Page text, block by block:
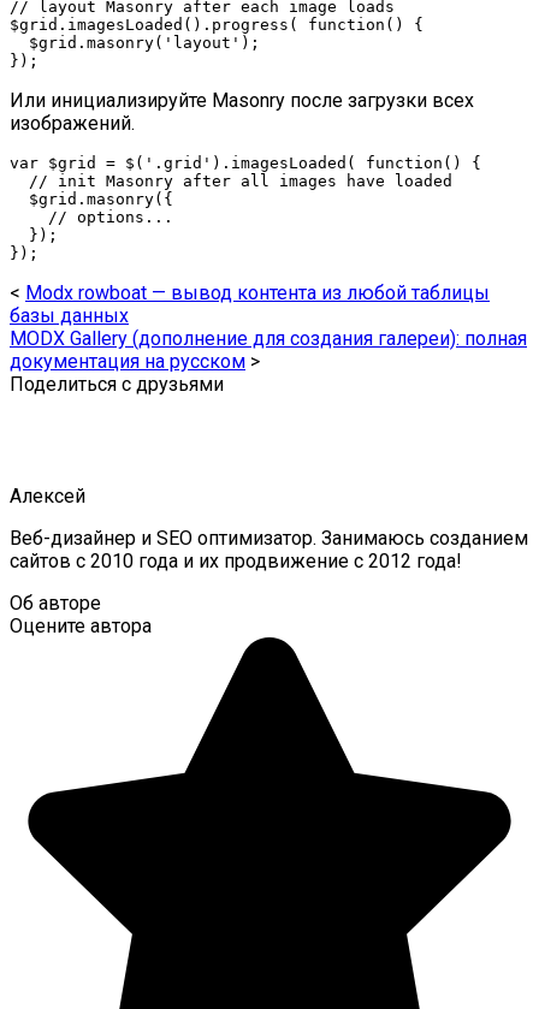
// layout Masonry after each image loads
$grid .imagesLoaded().progress( function () {
$grid .masonry( 'layout' );
});
Или инициализируйте Masonry после загрузки всех
изображений.
var $grid = $( '.grid' ).imagesLoaded( function () {
// init Masonry after all images have loaded
$grid .masonry({
// options...
  });
});
< Modx rowboat — вывод контента из любой таблицы
базы данных
MODX Gallery (дополнение для создания галереи): полная
документация на русском >
Поделиться с друзьями
Алексей
Веб-дизайнер и SEO оптимизатор. Занимаюсь созданием
сайтов с 2010 года и их продвижение с 2012 года!
Об авторе
Оцените автора